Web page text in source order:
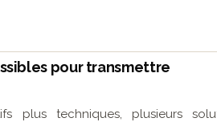
pour transmettre
plus techniques, plusieurs